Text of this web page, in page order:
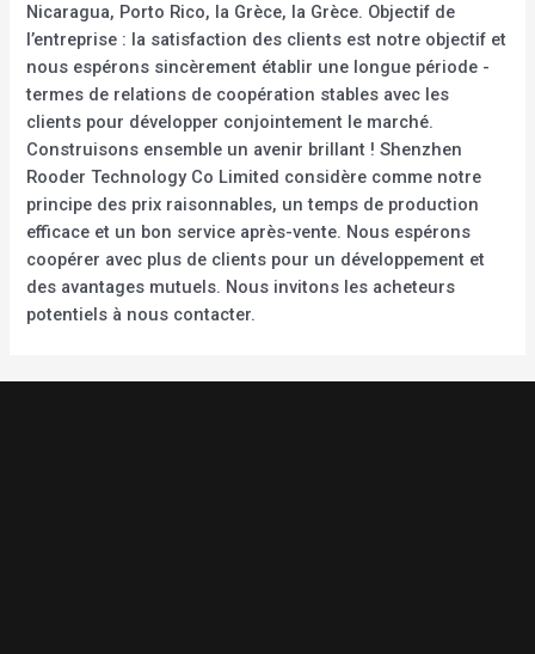
Nicaragua, Porto Rico, la Grèce, la Grèce. Objectif de
l’entreprise : la satisfaction des clients est notre objectif et
nous espérons sincèrement établir une longue période -
termes de relations de coopération stables avec les
clients pour développer conjointement le marché.
Construisons ensemble un avenir brillant ! Shenzhen
Rooder Technology Co Limited considère comme notre
principe des prix raisonnables, un temps de production
efficace et un bon service après-vente. Nous espérons
coopérer avec plus de clients pour un développement et
des avantages mutuels. Nous invitons les acheteurs
potentiels à nous contacter.